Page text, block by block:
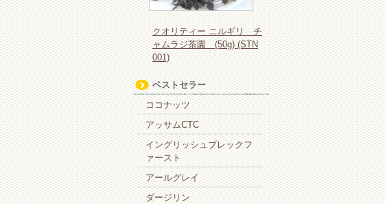
クオリティー ニルギリ チ
ャムラジ茶園 (50g) (STN
001)
ベストセラー
ココナッツ
アッサムCTC
イングリッシュブレックフ
ァースト
アールグレイ
ダージリン